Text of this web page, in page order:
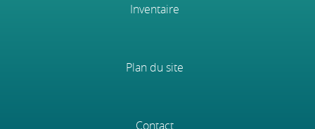
Inventaire
Plan du site
Contact